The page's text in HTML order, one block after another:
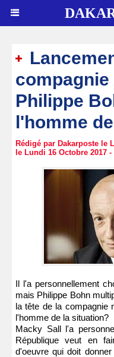
compagnie
Philippe
l'homme
Rédigé par Dakarposte le
le Lundi 16 Octobre 2017 -
Il l'a personnellement choisi pour faire décoller Air Sénégal,
mais Philippe Bohn
la tête de la compagnie
l'homme de la situation?
Macky Sall l'a
République veut en
d'oeuvre qui doit